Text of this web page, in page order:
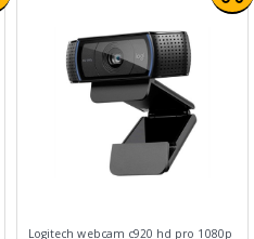
Logitech webcam c920 hd pro 1080p